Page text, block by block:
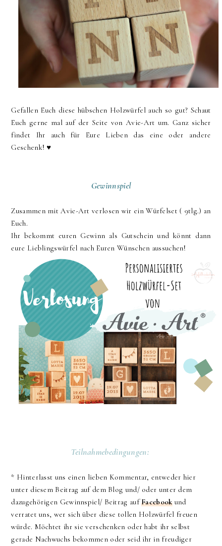
Gefallen Euch diese hübschen Holzwürfel auch so gut? Schaut
Euch gerne mal auf der Seite von Avie-Art um. Ganz sicher
findet Ihr auch für Eure Lieben das eine oder andere
Geschenk! ♥
Gewinnspiel
Zusammen mit Avie-Art verlosen wir ein Würfelset ( 9tlg.) an
Euch.
Ihr bekommt euren Gewinn als Gutschein und könnt dann
eure Lieblingswürfel nach Euren Wünschen aussuchen!
Teilnahmebedingungen:
* Hinterlasst uns einen lieben Kommentar, entweder hier
unter diesem Beitrag auf dem Blog und/ oder unter dem
dazugehörigen Gewinnspiel/ Beitrag aufFacebookund
verratet uns, wer sich über diese tollen Holzwürfel freuen
würde. Möchtet ihr sie verschenken oder habt ihr selbst
gerade Nachwuchs bekommen oder seid ihr in freudiger